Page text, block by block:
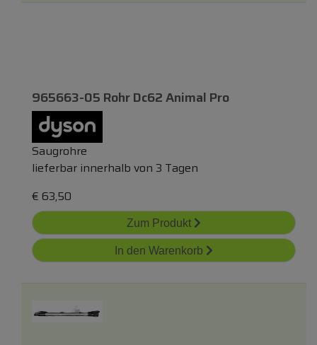
965663-05 Rohr Dc62 Animal Pro
Saugrohre
lieferbar innerhalb von 3 Tagen
€ 63,50
Zum Produkt
In den Warenkorb